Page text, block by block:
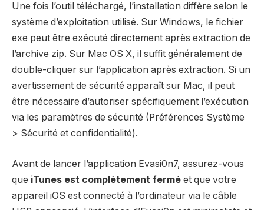
Une fois l’outil téléchargé, l’installation diffère selon le
système d’exploitation utilisé. Sur Windows, le fichier
exe peut être exécuté directement après extraction de
l’archive zip. Sur Mac OS X, il suffit généralement de
double-cliquer sur l’application après extraction. Si un
avertissement de sécurité apparaît sur Mac, il peut
être nécessaire d’autoriser spécifiquement l’exécution
via les paramètres de sécurité (Préférences Système
> Sécurité et confidentialité).
Avant de lancer l’application Evasi0n7, assurez-vous
que iTunes est complètement fermé et que votre
appareil iOS est connecté à l’ordinateur via le câble